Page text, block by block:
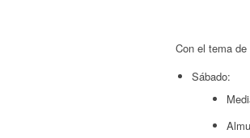
Con el tema
Sábado: